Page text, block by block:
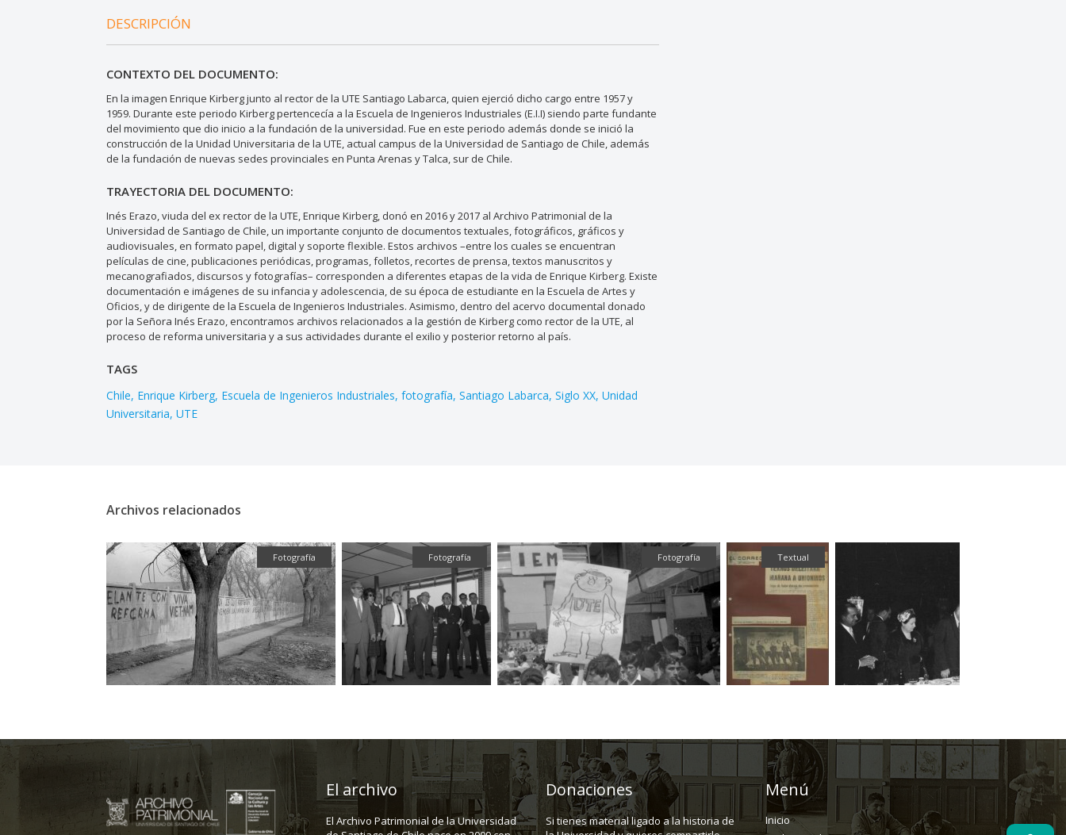
DESCRIPCIÓN
CONTEXTO DEL DOCUMENTO:
En la imagen Enrique Kirberg junto al rector de la UTE Santiago Labarca, quien ejerció dicho cargo entre 1957 y
1959. Durante este periodo Kirberg pertencecía a la Escuela de Ingenieros Industriales (E.I.I) siendo parte fundante
del movimiento que dio inicio a la fundación de la universidad. Fue en este periodo además donde se inició la
construcción de la Unidad Universitaria de la UTE, actual campus de la Universidad de Santiago de Chile, además
de la fundación de nuevas sedes provinciales en Punta Arenas y Talca, sur de Chile.
TRAYECTORIA DEL DOCUMENTO:
Inés Erazo, viuda del ex rector de la UTE, Enrique Kirberg, donó en 2016 y 2017 al Archivo Patrimonial de la
Universidad de Santiago de Chile, un importante conjunto de documentos textuales, fotográficos, gráficos y
audiovisuales, en formato papel, digital y soporte flexible. Estos archivos –entre los cuales se encuentran
películas de cine, publicaciones periódicas, programas, folletos, recortes de prensa, textos manuscritos y
mecanografiados, discursos y fotografías– corresponden a diferentes etapas de la vida de Enrique Kirberg. Existe
documentación e imágenes de su infancia y adolescencia, de su época de estudiante en la Escuela de Artes y
Oficios, y de dirigente de la Escuela de Ingenieros Industriales. Asimismo, dentro del acervo documental donado
por la Señora Inés Erazo, encontramos archivos relacionados a la gestión de Kirberg como rector de la UTE, al
proceso de reforma universitaria y a sus actividades durante el exilio y posterior retorno al país.
TAGS
Chile Enrique Kirberg Escuela de Ingenieros Industriales fotografía Santiago Labarca Siglo XX Unidad
Universitaria UTE
Archivos relacionados
Fotografía Fotografía Fotografía Textual
El archivo
El Archivo Patrimonial de la Universidad
Donaciones
Si tienes material ligado a la historia de
Menú
Inicio